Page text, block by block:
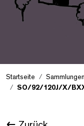
Startseite Sammlungen
SO/92/120J/X/